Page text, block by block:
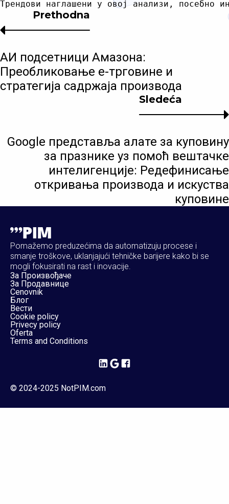
Sledeća
Google представља алате за куповину
за празнике уз помоћ вештачке
интелигенције: Редефинисање
откривања производа и искуства
куповине
Prethodna
АИ подсетници Амазона:
Преобликовање е-трговине и
стратегија садржаја производа
Pomažemo preduzećima da automatizuju procese i
smanje troškove, uklanjajući tehničke barijere kako bi se
mogli fokusirati na rast i inovacije.
За Произвођаче
За Продавнице
Cenovnik
Блог
Вести
Cookie policy
Privecy policy
Oferta
Terms and Conditions
© 2024-2025 NotPIM.com